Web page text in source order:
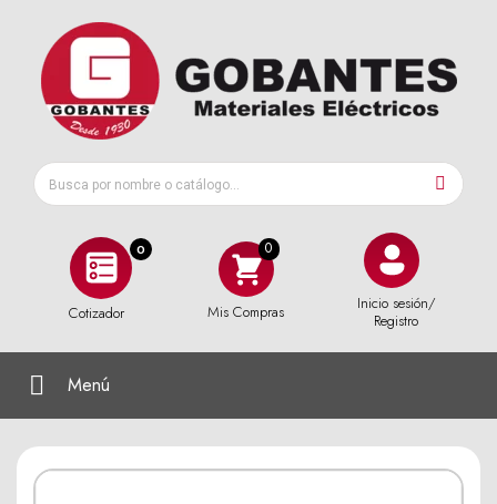
0
Cotizador Mis Compras
Inicio sesión/
Registro
Menú